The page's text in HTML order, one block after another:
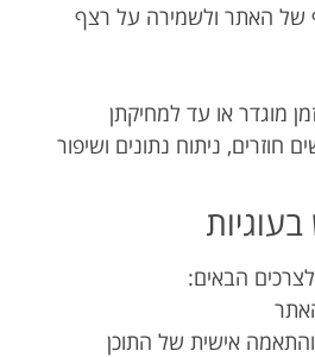
האתר ולשמירה על רצף
מוגדר או עד למחיקתן
חוזרים, ניתוח נתונים ושיפור
הבאים:
אישית של התוכן